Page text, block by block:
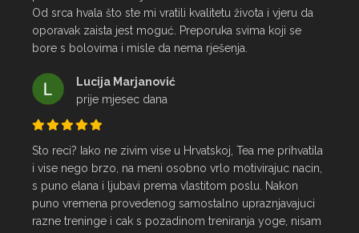
Od srca hvala što ste mi vratili kvalitetu života i vjeru da
oporavak zaista jest moguć. Preporuka svima koji se
bore s bolovima i misle da nema rješenja.
Lucija Marjanović
prije mjesec dana
Sto reci? Iako ne zivim vise u Hrvatskoj, Tea me prihvatila
i vise nego brzo, na meni osobno vrlo motivirajuc nacin,
s puno elana i ljubavi prema vlastitom poslu. Nakon
puno vremena provedenog samostalno upraznjavajuci
razne treninge i cak s pozadinom treniranja yoge, nisam